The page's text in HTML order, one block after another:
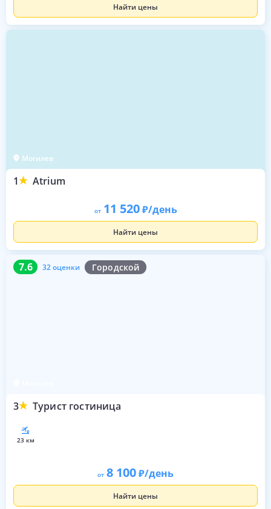
Найти цены
Могилев
1 Atrium
от 11 520 /день
Найти цены
7.6 32 оценки Городской
3 Турист гостиница
7.6 32 оценки
23 км
от 8 100 /день
Найти цены